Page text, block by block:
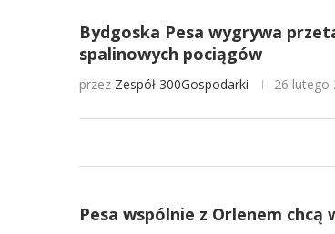
Bydgoska Pesa wygrywa
spalinowych pociągów
przez Zespół 300Gospodarki 26 lutego
Pesa wspólnie z Orlenem